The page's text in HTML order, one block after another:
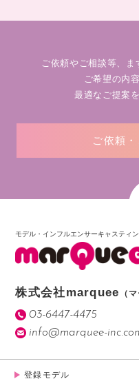
ご依頼やご相談等、ま
ご希望の内
最適なご提案
ご依頼
モデル・インフルエンサーキャスティ
株式会社marquee （
03-6447-4475
info@marquee-
登録モデル